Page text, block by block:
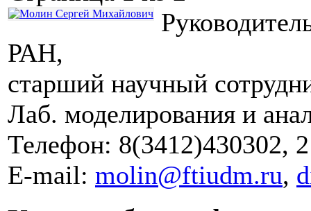
РАН,
старший научный
Лаб. моделирования и
Телефон: 8(3412)430302,
E-mail: molin@ftiudm.ru,